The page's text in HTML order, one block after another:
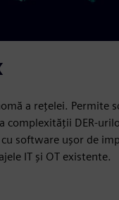
a rețelei. Permite
complexității DER-
software ușor de
IT și OT existente.